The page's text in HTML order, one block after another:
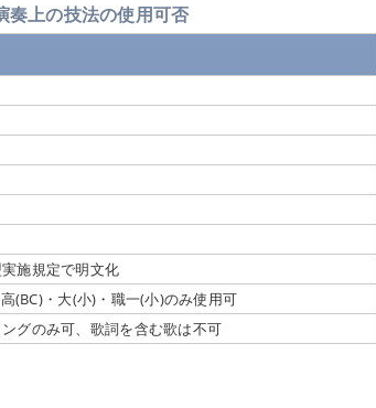
奏上の技法の使用可否
施規定で明文化
(BC)・大(小)・職一(小)のみ使用可
グのみ可、歌詞を含む歌は不可